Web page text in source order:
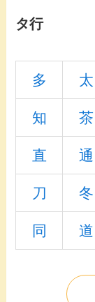
タ行
多 太
知 茶
直 通
刀 冬
同 道